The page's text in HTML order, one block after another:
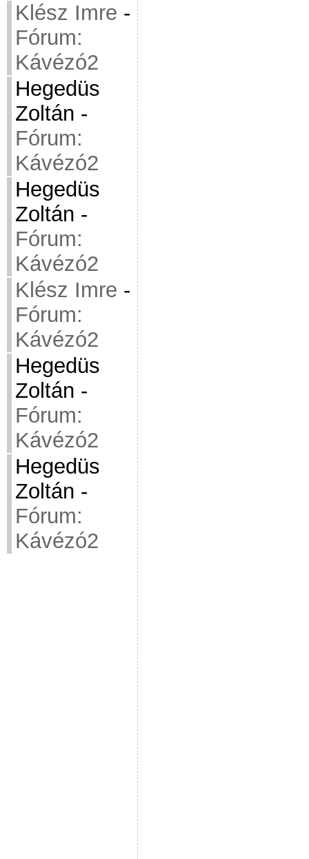
Klész Imre -
Fórum:
Kávézó2
Hegedüs
Zoltán -
Fórum:
Kávézó2
Hegedüs
Zoltán -
Fórum:
Kávézó2
Klész Imre -
Fórum:
Kávézó2
Hegedüs
Zoltán -
Fórum:
Kávézó2
Hegedüs
Zoltán -
Fórum:
Kávézó2